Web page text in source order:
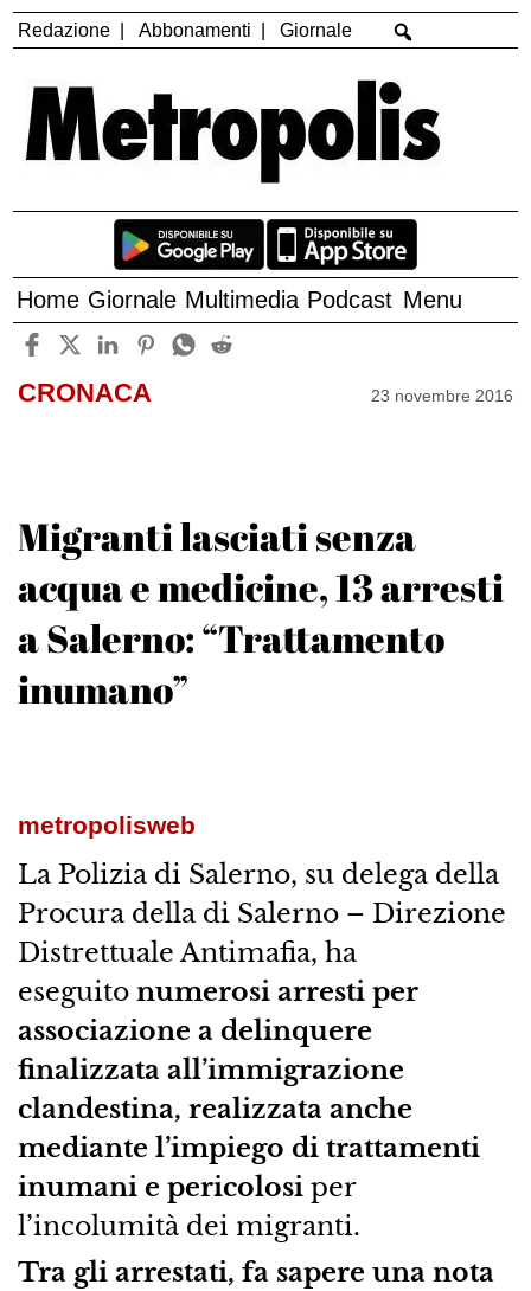
Redazione Abbonamenti Giornale
Home Giornale Multimedia Podcast Menu
CRONACA 23 novembre 2016
Migranti lasciati senza
acqua e medicine, 13 arresti
a Salerno: “Trattamento
inumano”
metropolisweb
La Polizia di Salerno, su delega della
Procura della di Salerno – Direzione
Distrettuale Antimafia, ha
eseguito numerosi arresti per
associazione a delinquere
finalizzata all’immigrazione
clandestina, realizzata anche
mediante l’impiego di trattamenti
inumani e pericolosiper
l’incolumità dei migranti.
Tra gli arrestati, fa sapere una nota